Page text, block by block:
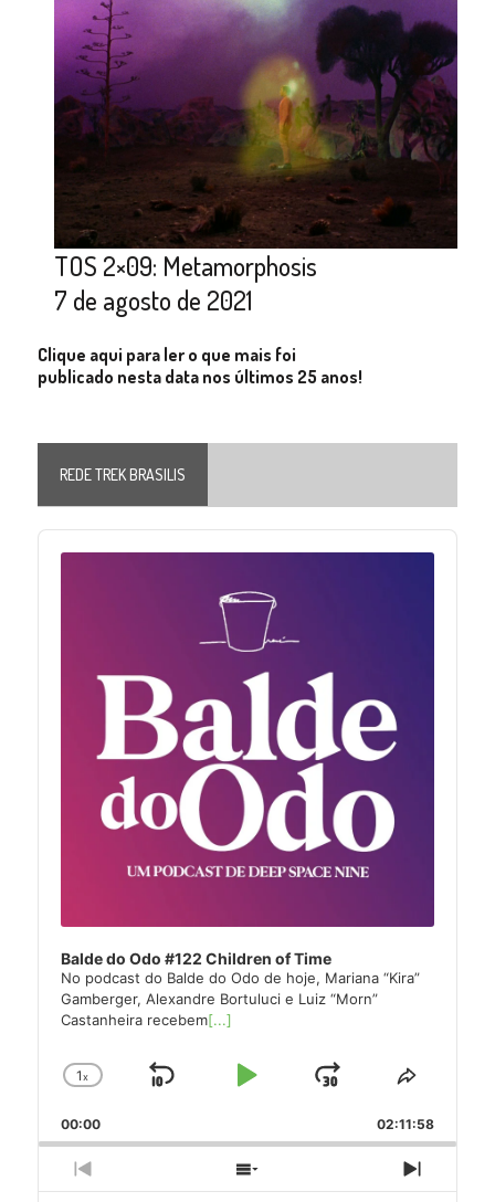
TOS 2×09: Metamorphosis
7 de agosto de 2021
Clique aqui para ler o que mais foi
publicado nesta data nos últimos 25 anos!
REDE TREK BRASILIS
Audio
Player
Balde do Odo #122 Children of Time
No podcast do Balde do Odo de hoje, Mariana “Kira”
Gamberger, Alexandre Bortuluci e Luiz “Morn”
Castanheira recebem[...]
Change
Rate
1x
Skip
Play
Jump
Forward
Share
Episode
00:00 02:11:58
Previous
Show
Next